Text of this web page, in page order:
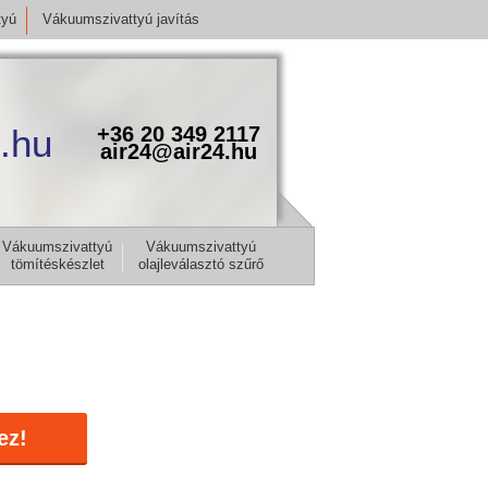
Vákuumszivattyú javítás
+36 20 349 2117
air24@air24.hu
Vákuumszivattyú
tömítéskészlet
Vákuumszivattyú
olajleválasztó szűrő